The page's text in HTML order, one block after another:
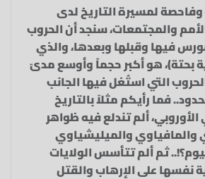
لمسيرة التاريخ لدى
والمجتمعات، سنجد أن الحروب
فيها وقبلها وبعدها، والذي
بحتة)، هو أكبر حجماً وأوسع مدىً
التي استُغل فيها الجانب
فما رأيكم مثلاً بالتاريخ
ألم تندلع فيه ظواهر
والمافياوي والميليشياوي
ثم ألم تتأسس الولايات
نفسها على الإرهاب والقتل